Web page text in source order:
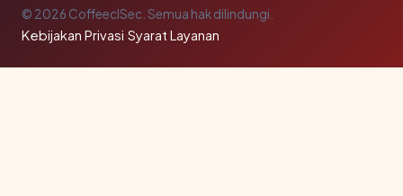
© 2026 CoffeeclSec. Semua hak dilindungi.
Kebijakan Privasi·Syarat Layanan